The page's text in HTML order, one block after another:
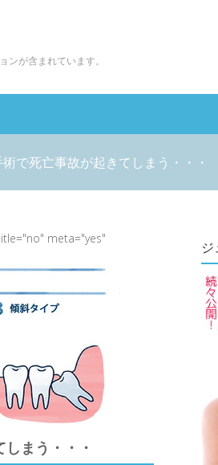
が含まれています。
で死亡事故が起きてしまう・・・
meta="yes"
まう・・・